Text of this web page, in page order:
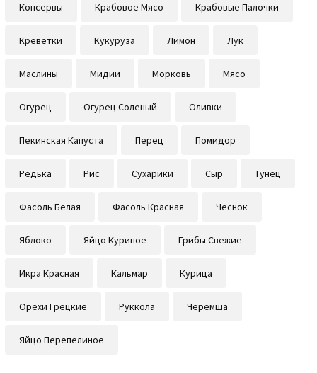
Консервы Крабовое Мясо Крабовые Палочки
Креветки Кукуруза Лимон Лук
Маслины Мидии Морковь Мясо
Огурец Огурец Соленый Оливки
Пекинская Капуста Перец Помидор
Редька Рис Сухарики Сыр Тунец
Фасоль Белая Фасоль Красная Чеснок
Яблоко Яйцо Куриное Грибы Свежие
Икра Красная Кальмар Курица
Орехи Грецкие Руккола Черемша
Яйцо Перепелиное